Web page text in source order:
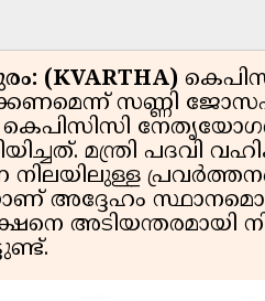
(KVARTHA)
സണ്ണി
കെപിസിസി
മന്ത്രി പദവി
അദ്ദേഹം
അടിയന്തരമായി